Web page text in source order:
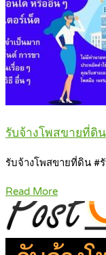
รับจ้างโพสขายที่ดิน
รับจ้างโพสขายที่ดิน #
Read More